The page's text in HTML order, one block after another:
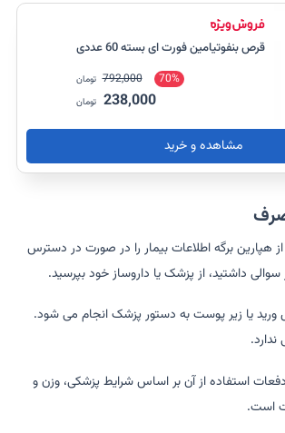
قرص بنفوتیامین فورت ای بسته 60 عددی
70%
792,000 تومان
238,000 تومان
مشاهده و خرید
هپارین برگه اطلاعات بیمار را در صورت در دسترس
سوالی داشتید، از پزشک یا داروساز خود بپرسید.
ورید یا زیر پوست به دستور پزشک انجام می شود.
استفاده از آن بر اساس شرایط پزشکی، وزن و
است.